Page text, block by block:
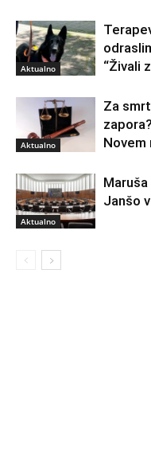
Aktualno
“Živali
Aktualno
Za
Novem
Aktualno
Janšo